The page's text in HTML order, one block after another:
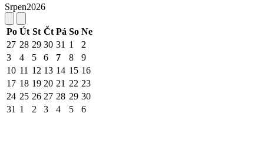
Srpen2026
Po Út St Čt Pá So Ne
27 28 29 30 31 1
2
3
4 5 6 7 8
9
10 11 12 13 14 15 16
17 18 19 20 21 22 23
24 25 26 27 28 29 30
31 1 2 3 4 5 6